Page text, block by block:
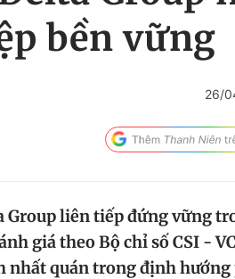
bền vững
26/
Group liên tiếp đứng vững
giá theo Bộ chỉ số CSI -
nhất quán trong định